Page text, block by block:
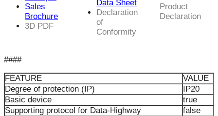
Sales
Brochure
3D PDF
Data Sheet
Declaration
of
Conformity
Product
Declaration
####
FEATURE
VALUE
Degree of protection (IP)
IP20
Basic device
true
Supporting protocol for Data-Highway
false